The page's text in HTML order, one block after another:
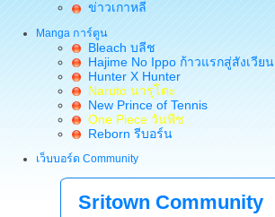
ข่าวเกาหลี
Manga การ์ตูน
Bleach บลีช
Hajime No Ippo ก้าวแรกสู่สังเวียน
Hunter X Hunter
Naruto นารุโตะ
New Prince of Tennis
One Piece วันพีช
Reborn รีบอร์น
เว็บบอร์ด Community
Sritown Community